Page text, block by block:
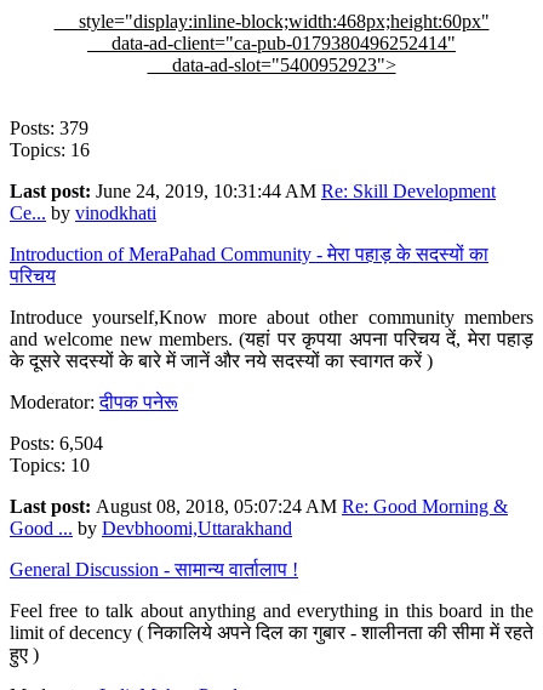
style="display:inline-block;width:468px;height:60px"
data-ad-client="ca-pub-0179380496252414"
data-ad-slot="5400952923">
Posts: 379
Topics: 16
Last post: June 24, 2019, 10:31:44 AM Re: Skill Development
Ce... by vinodkhati
Introduction of MeraPahad Community - मेरा पहाड़ के सदस्यों का
परिचय
Introduce yourself,Know more about other community members
and welcome new members. (यहां पर कृपया अपना परिचय दें, मेरा पहाड़
के दूसरे सदस्यों के बारे में जानें और नये सदस्यों का स्वागत करें )
Moderator:दीपक पनेरू
Posts: 6,504
Topics: 10
Last post: August 08, 2018, 05:07:24 AM Re: Good Morning &
Good ... by Devbhoomi,Uttarakhand
General Discussion - सामान्य वार्तालाप !
Feel free to talk about anything and everything in this board in the
limit of decency ( निकालिये अपने दिल का गुबार - शालीनता की सीमा में रहते
हुए )